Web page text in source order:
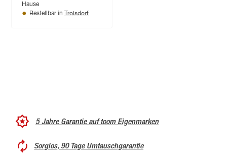
Hause
Bestellbar in Troisdorf
5 Jahre Garantie auf toom Eigenmarken
Sorglos, 90 Tage Umtauschgarantie